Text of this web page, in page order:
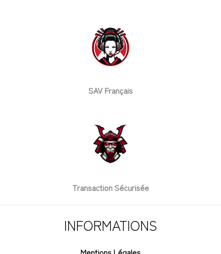
SAV Français
Transaction Sécurisée
INFORMATIONS